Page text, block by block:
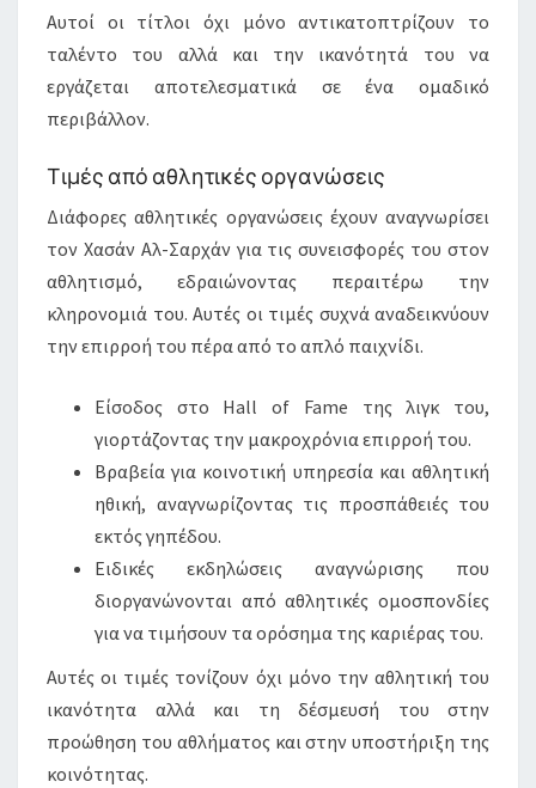
Αυτοί οι τίτλοι όχι μόνο αντικατοπτρίζουν το
ταλέντο του αλλά και την ικανότητά του να
εργάζεται αποτελεσματικά σε ένα ομαδικό
περιβάλλον.
Τιμές από αθλητικές οργανώσεις
Διάφορες αθλητικές οργανώσεις έχουν αναγνωρίσει
τον Χασάν Αλ-Σαρχάν για τις συνεισφορές του στον
αθλητισμό, εδραιώνοντας περαιτέρω την
κληρονομιά του. Αυτές οι τιμές συχνά αναδεικνύουν
την επιρροή του πέρα από το απλό παιχνίδι.
Είσοδος στο Hall of Fame της λιγκ του,
γιορτάζοντας την μακροχρόνια επιρροή του.
Βραβεία για κοινοτική υπηρεσία και αθλητική
ηθική, αναγνωρίζοντας τις προσπάθειές του
εκτός γηπέδου.
Ειδικές εκδηλώσεις αναγνώρισης που
διοργανώνονται από αθλητικές ομοσπονδίες
για να τιμήσουν τα ορόσημα της καριέρας του.
Αυτές οι τιμές τονίζουν όχι μόνο την αθλητική του
ικανότητα αλλά και τη δέσμευσή του στην
προώθηση του αθλήματος και στην υποστήριξη της
κοινότητας.